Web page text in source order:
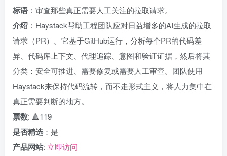
标语 ：审查那些真正需要人工关注的拉取请求。
介绍 ：Haystack帮助工程团队应对日益增多的AI生成的拉取
请求（PR）。它基于GitHub运行，分析每个PR的代码差
异、代码库上下文、代理追踪、意图和验证证据，然后将其
分类：安全可推进、需要修复或需要人工审查。团队使用
Haystack来保持代码流转，而不走形式主义，将人力集中在
真正需要判断的地方。
票数: 🔺119
是否精选 ：是
产品网站: 立即访问